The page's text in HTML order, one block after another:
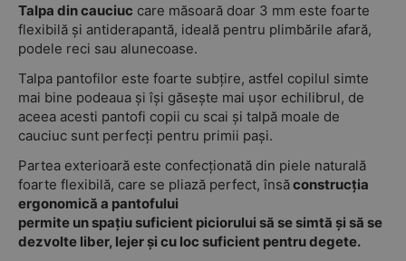
Talpa din cauciuc care măsoară doar 3 mm este foarte
flexibilă și antiderapantă, ideală pentru plimbările afară,
podele reci sau alunecoase.
Talpa pantofilor este foarte subțire, astfel copilul simte
mai bine podeaua și își găsește mai ușor echilibrul, de
aceea acesti pantofi copii cu scai și talpă moale de
cauciuc sunt perfecți pentru primii pași.
Partea exterioară este confecționată din piele naturală
foarte flexibilă, care se pliază perfect, însăconstrucția
ergonomică a pantofului
permite un spațiu suficient piciorului să se simtă și să se
dezvolte liber, lejer și cu loc suficient pentru degete.